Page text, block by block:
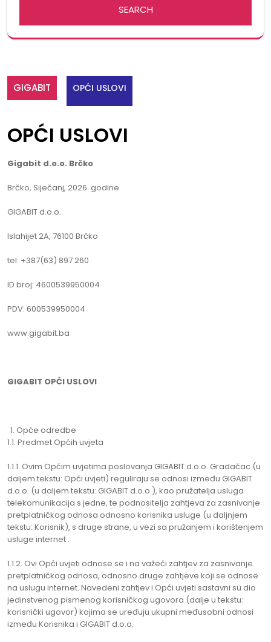
GIGABIT OPĆI USLOVI
OPĆI USLOVI
Gigabit d.o.o. Brčko
Brčko, Siječanj, 2026. godine
GIGABIT d.o.o.
Islahijet 2A, 76100 Brčko
tel: +387(63) 897 260
ID broj: 4600539950004
PDV: 600539950004
www.gigabit.ba
GIGABIT OPĆI USLOVI
Opće odredbe
1.1. Predmet Općih uvjeta
1.1.1. Ovim Općim uvjetima poslovanja GIGABIT d.o.o. Gradačac (u
daljem tekstu: Opći uvjeti) reguliraju se odnosi između GIGABIT
d.o.o. (u daljem tekstu: GIGABIT d.o.o.), kao pružatelja usluga
telekomunikacija s jedne, te podnositelja zahtjeva za zasnivanje
pretplatničkog odnosa odnosno korisnika usluge (u daljnjem
tekstu: Korisnik), s druge strane, u vezi sa pružanjem i korištenjem
usluge internet .
1.1.2. Ovi Opći uvjeti odnose se i na važeći zahtjev za zasnivanje
pretplatničkog odnosa, odnosno druge zahtjeve koji se odnose
na uslugu internet. Navedeni zahtjev i Opći uvjeti sastavni su dio
jedinstvenog pismenog korisničkog ugovora (dalje u tekstu:
korisnički ugovor) kojima se uređuju ukupni međusobni odnosi
između Korisnika i GIGABIT d.o.o.